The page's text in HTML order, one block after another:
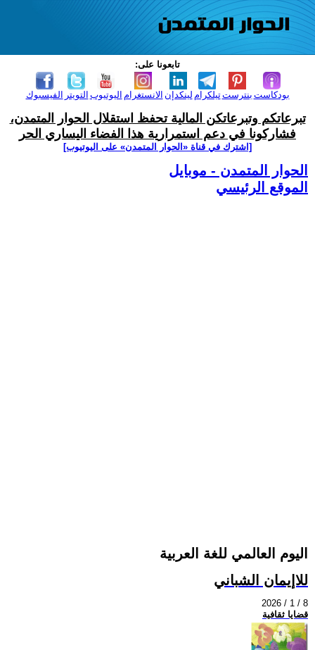
تابعونا على:
الفيسبوك التويتر اليوتيوب الانستغرام لينكدإن تيلكرامبنترست بودكاست
تبرعاتكم وتبرعاتكن المالية تحفظ استقلال الحوار المتمدن،
فشاركونا في دعم استمرارية هذا الفضاء اليساري الحر
[اشترك في قناة ‫«الحوار المتمدن» على اليوتيوب]
الحوار المتمدن - موبايل
الموقع الرئيسي
اليوم العالمي للغة العربية
للاإيمان الشباني
2026 / 1 / 8
قضايا ثقافية